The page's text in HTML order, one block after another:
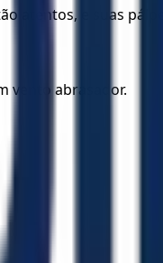
atentos, e suas
vento abrasador.